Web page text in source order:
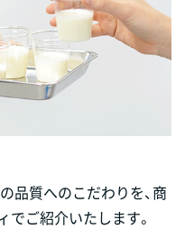
の品質へのこだわりを、商
ご紹介いたします。